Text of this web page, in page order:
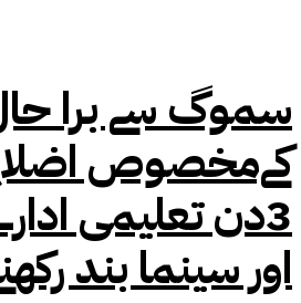
سموگ سے برا
کےمخصوص
3دن تعلیمی
اور سینما بند